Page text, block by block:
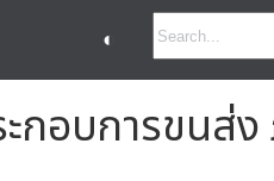
◐
กอบการขนส่ง